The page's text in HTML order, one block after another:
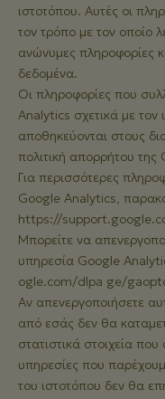
ιστοτόπου. Αυτές οι
τον τρόπο με τον οποίο
ανώνυμες πληροφορίες
δεδομένα.
Οι πληροφορίες που
Analytics σχετικά με τον
αποθηκεύονται στους
πολιτική απορρήτου της
Για περισσότερες
Google Analytics,
https://
Μπορείτε να
υπηρεσία Google
ogle.com/dlpa ge/
Αν απενεργοποιήσετε
από εσάς δεν θα
στατιστικά στοιχεία
υπηρεσίες που
του ιστοτόπου δεν θα